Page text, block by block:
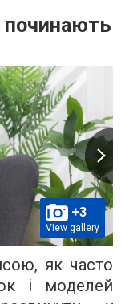
починають
+3
View gallery
як часто
і моделей